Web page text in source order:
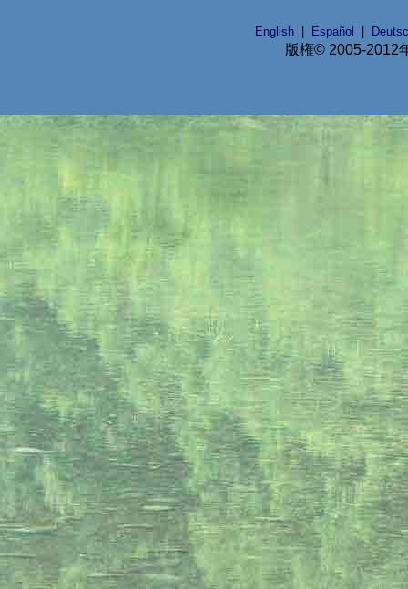
English Español
版権© 2005-2012